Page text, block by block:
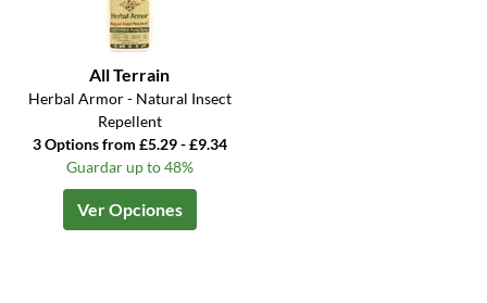
All Terrain
Herbal Armor - Natural Insect
Repellent
3 Options from £5.29 - £9.34
Guardar up to 48%
Ver Opciones